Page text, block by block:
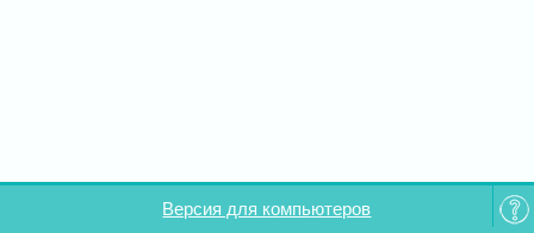
Версия для компьютеров